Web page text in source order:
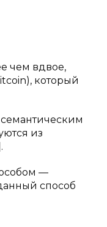
чем вдвое,
который
из
—
способ